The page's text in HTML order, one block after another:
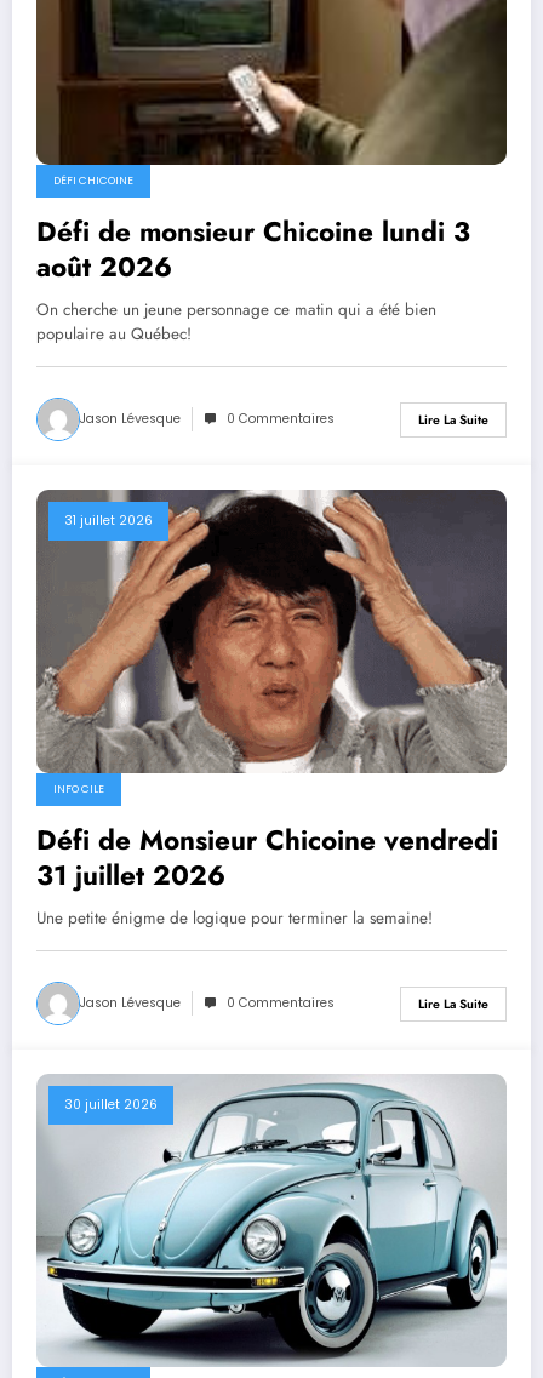
DÉFI CHICOINE
Défi de monsieur Chicoine lundi 3
août 2026
On cherche un jeune personnage ce matin qui a été bien
populaire au Québec!
Jason Lévesque 0 Commentaires Lire La Suite
31 juillet 2026
INFO CILE
Défi de Monsieur Chicoine vendredi
31 juillet 2026
Une petite énigme de logique pour terminer la semaine!
Jason Lévesque 0 Commentaires Lire La Suite
30 juillet 2026